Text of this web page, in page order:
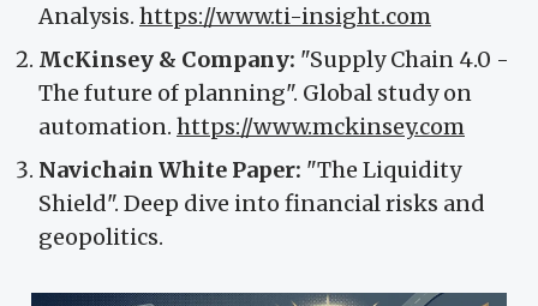
Analysis. https://www.ti-insight.com
McKinsey & Company: "Supply Chain 4.0 -
The future of planning". Global study on
automation. https://www.mckinsey.com
Navichain White Paper: "The Liquidity
Shield". Deep dive into financial risks and
geopolitics.